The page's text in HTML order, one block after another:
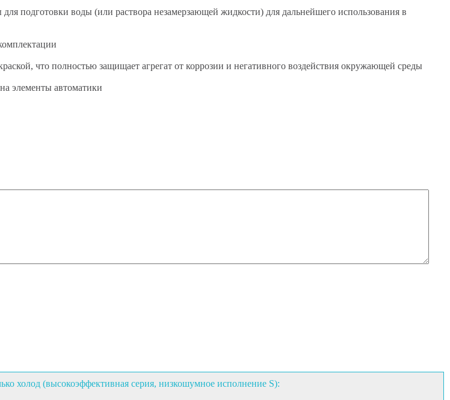
подготовки воды (или раствора незамерзающей жидкости) для дальнейшего использования в
что полностью защищает агрегат от коррозии и негативного воздействия окружающей среды
элементы автоматики
холод (высокоэффективная серия, низкошумное исполнение S):